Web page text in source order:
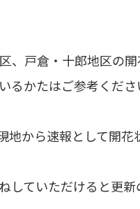
、戸倉・十郎地区の
るかたはご参考くださ
から速報として開花
していただけると更